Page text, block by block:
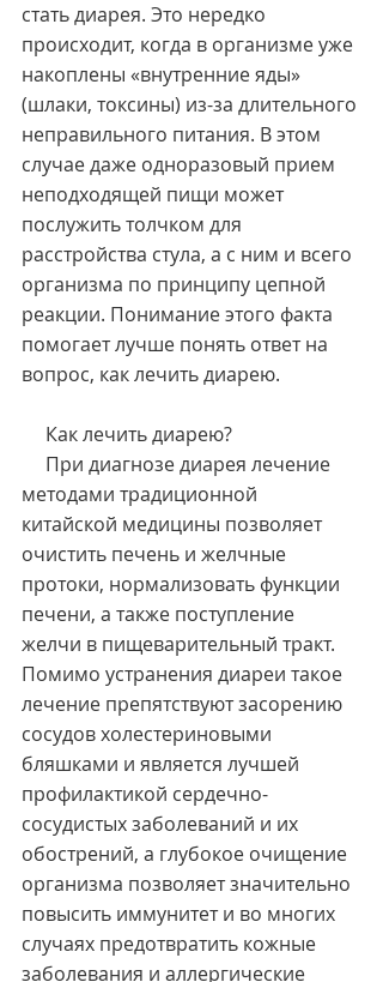
стать диарея. Это нередко
происходит, когда в организме уже
накоплены «внутренние яды»
(шлаки, токсины) из-за длительного
неправильного питания. В этом
случае даже одноразовый прием
неподходящей пищи может
послужить толчком для
расстройства стула, а с ним и всего
организма по принципу цепной
реакции. Понимание этого факта
помогает лучше понять ответ на
вопрос, как лечить диарею.
     Как лечить диарею?
методами традиционной
китайской медицины позволяет
очистить печень и желчные
протоки, нормализовать функции
печени, а также поступление
желчи в пищеварительный тракт.
Помимо устранения диареи такое
лечение препятствуют засорению
сосудов холестериновыми
бляшками и является лучшей
профилактикой сердечно-
сосудистых заболеваний и их
обострений, а глубокое очищение
организма позволяет значительно
повысить иммунитет и во многих
случаях предотвратить кожные
заболевания и аллергические